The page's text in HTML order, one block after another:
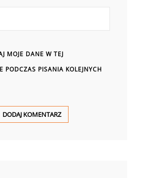
MOJE DANE W TEJ
PODCZAS PISANIA KOLEJNYCH